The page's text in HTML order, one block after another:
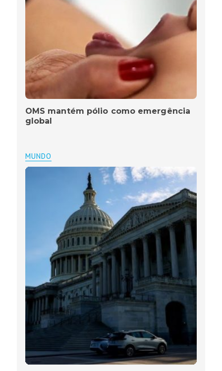
OMS mantém pólio como emergência
global
MUNDO